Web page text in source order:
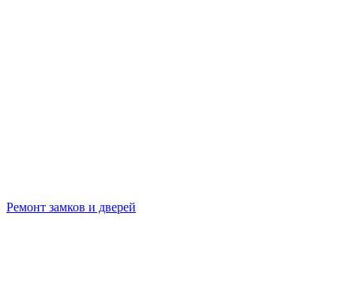
Ремонт замков и дверей